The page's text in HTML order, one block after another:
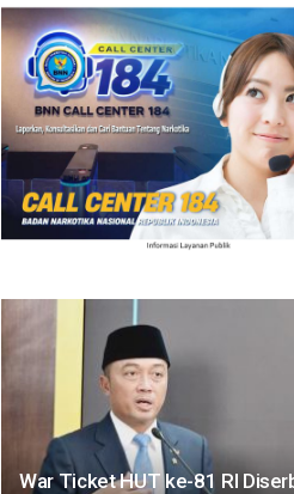
War Ticket HUT ke-81 RI